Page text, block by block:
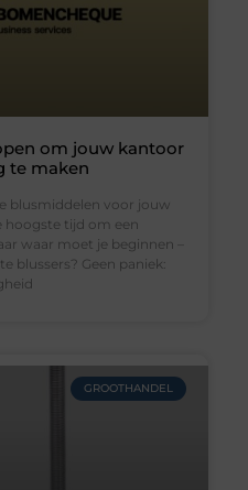
om jouw kantoor
te maken
blusmiddelen voor jouw
hoogste tijd om een
waar moet je beginnen –
blussers? Geen paniek:
GROOTHANDEL